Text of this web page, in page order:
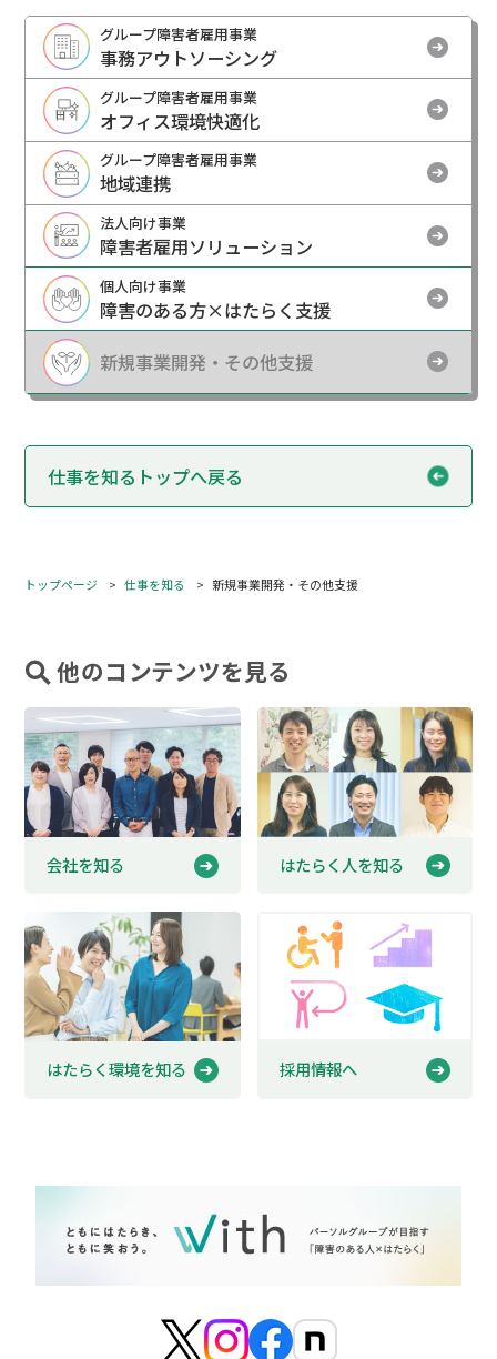
グループ障害者雇用事業
事務アウトソーシング
グループ障害者雇用事業
オフィス環境快適化
グループ障害者雇用事業
地域連携
法人向け事業
障害者雇用ソリューション
個人向け事業
障害のある方×はたらく支援
新規事業開発・その他支援
仕事を知るトップへ戻る
トップページ 仕事を知る 新規事業開発・その他支援
他のコンテンツを見る
会社を知る はたらく人を知る
はたらく環境を知る 採用情報へ